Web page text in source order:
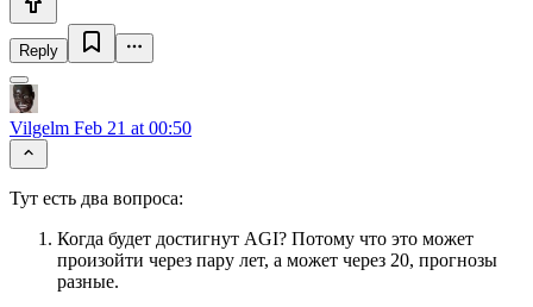
Reply
Vilgelm Feb 21 at 00:50
Тут есть два вопроса:
Когда будет достигнут AGI? Потому что это может
произойти через пару лет, а может через 20, прогнозы
разные.